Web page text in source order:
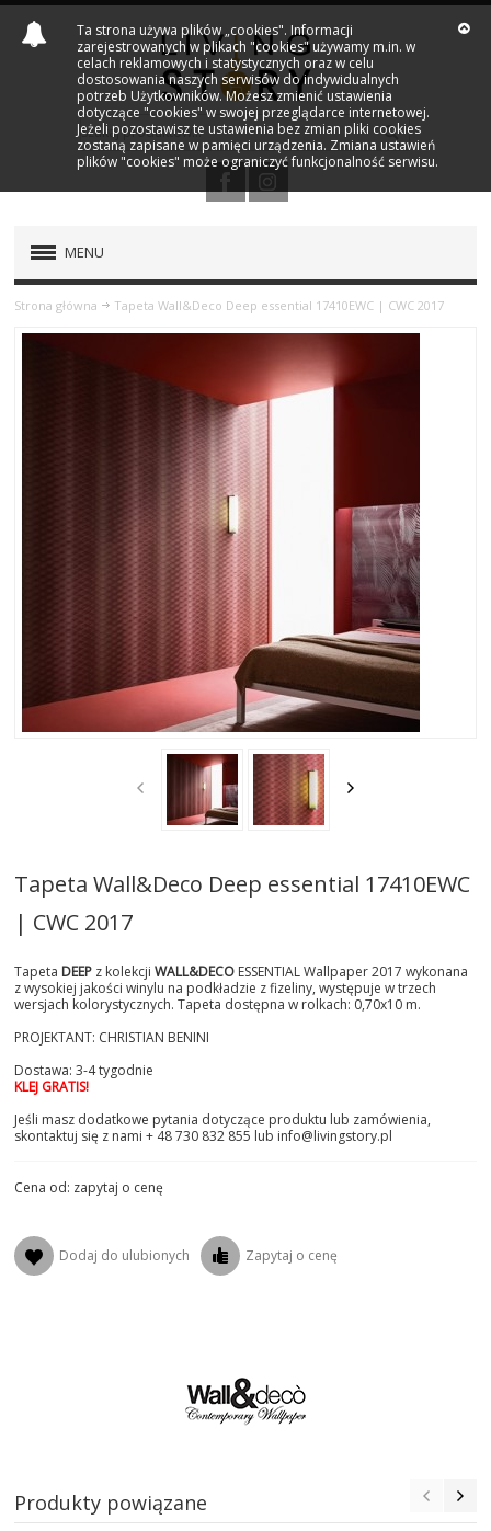
MENU
PRODUKTY
NOWOŚCI
AKTUALNOSCI
STREFA-PROJEKTANTA
REALIZACJE
INSPIRACJE
KONTAKT
Strona główna Tapeta Wall&Deco Deep essential 17410EWC | CWC 2017
Tapeta Wall&Deco Deep essential 17410EWC
| CWC 2017
Tapeta DEEP z kolekcjiWALL&DECO ESSENTIAL Wallpaper 2017 wykonana
z wysokiej jakości winylu na podkładzie z fizeliny, występuje w trzech
wersjach kolorystycznych. Tapeta dostępna w rolkach: 0,70x10 m.
PROJEKTANT: CHRISTIAN BENINI
Dostawa: 3-4 tygodnie
KLEJ GRATIS!
Jeśli masz dodatkowe pytania dotyczące produktu lub zamówienia,
skontaktuj się z nami + 48 730 832 855 lub info@livingstory.pl
Cena od: zapytaj o cenę
Dodaj do ulubionych Zapytaj o cenę
Produkty powiązane
Ta strona używa plików „cookies". Informacji
zarejestrowanych w plikach "cookies" używamy m.in. w
celach reklamowych i statystycznych oraz w celu
dostosowania naszych serwisów do indywidualnych
potrzeb Użytkowników. Możesz zmienić ustawienia
dotyczące "cookies" w swojej przeglądarce internetowej.
Jeżeli pozostawisz te ustawienia bez zmian pliki cookies
zostaną zapisane w pamięci urządzenia. Zmiana ustawień
plików "cookies" może ograniczyć funkcjonalność serwisu.